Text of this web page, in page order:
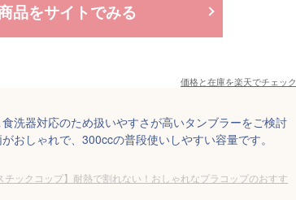
品をサイトでみる
価格と在庫を楽天でチェック
洗器対応のため扱いやすさが高いタンブラーをご検討
おしゃれで、300ccの普段使いしやすい容量です。
チックコップ】耐熱で割れない！おしゃれなプラコップのおすす